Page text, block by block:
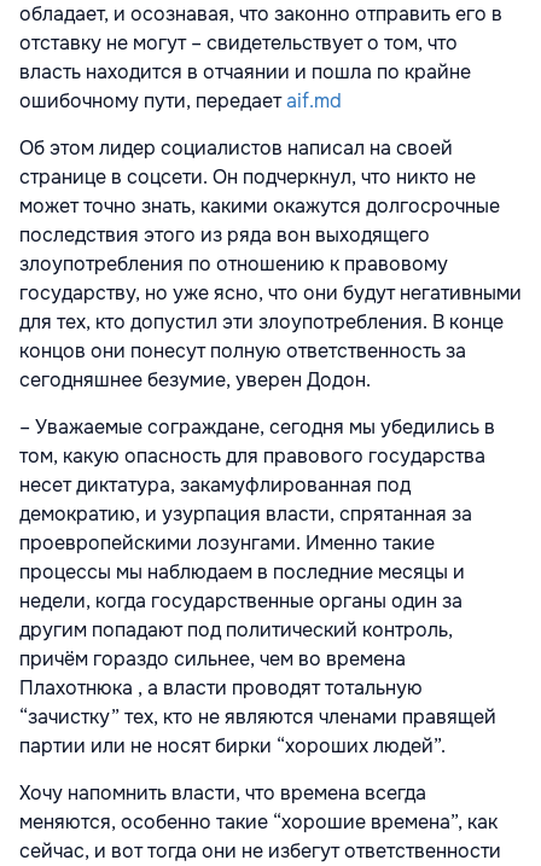
обладает, и осознавая, что законно отправить его в
отставку не могут – свидетельствует о том, что
власть находится в отчаянии и пошла по крайне
ошибочному пути, передаетaif.md
Об этом лидер социалистов написал на своей
странице в соцсети. Он подчеркнул, что никто не
может точно знать, какими окажутся долгосрочные
последствия этого из ряда вон выходящего
злоупотребления по отношению к правовому
государству, но уже ясно, что они будут негативными
для тех, кто допустил эти злоупотребления. В конце
концов они понесут полную ответственность за
сегодняшнее безумие, уверен Додон.
– Уважаемые сограждане, сегодня мы убедились в
том, какую опасность для правового государства
несет диктатура, закамуфлированная под
демократию, и узурпация власти, спрятанная за
проевропейскими лозунгами. Именно такие
процессы мы наблюдаем в последние месяцы и
недели, когда государственные органы один за
другим попадают под политический контроль,
причём гораздо сильнее, чем во времена
Плахотнюка , а власти проводят тотальную
“зачистку” тех, кто не являются членами правящей
партии или не носят бирки “хороших людей”.
Хочу напомнить власти, что времена всегда
меняются, особенно такие “хорошие времена”, как
сейчас, и вот тогда они не избегут ответственности